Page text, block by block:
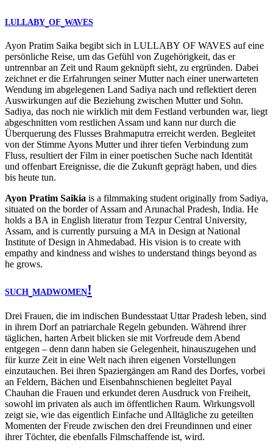
LULLABY OF WAVES
Ayon Pratim Saika begibt sich in LULLABY OF WAVES auf eine
persönliche Reise, um das Gefühl von Zugehörigkeit, das er
untrennbar an Zeit und Raum geknüpft sieht, zu ergründen. Dabei
zeichnet er die Erfahrungen seiner Mutter nach einer unerwarteten
Wendung im abgelegenen Land Sadiya nach und reflektiert deren
Auswirkungen auf die Beziehung zwischen Mutter und Sohn.
Sadiya, das noch nie wirklich mit dem Festland verbunden war, liegt
abgeschnitten vom restlichen Assam und kann nur durch die
Überquerung des Flusses Brahmaputra erreicht werden. Begleitet
von der Stimme Ayons Mutter und ihrer tiefen Verbindung zum
Fluss, resultiert der Film in einer poetischen Suche nach Identität
und offenbart Ereignisse, die die Zukunft geprägt haben, und dies
bis heute tun.
Ayon Pratim Saikia is a filmmaking student originally from Sadiya,
situated on the border of Assam and Arunachal Pradesh, India. He
holds a BA in English literatur from Tezpur Central University,
Assam, and is currently pursuing a MA in Design at National
Institute of Design in Ahmedabad. His vision is to create with
empathy and kindness and wishes to understand things beyond as
he grows.
SUCH MADWOMEN!
Drei Frauen, die im indischen Bundesstaat Uttar Pradesh leben, sind
in ihrem Dorf an patriarchale Regeln gebunden. Während ihrer
täglichen, harten Arbeit blicken sie mit Vorfreude dem Abend
entgegen – denn dann haben sie Gelegenheit, hinauszugehen und
für kurze Zeit in eine Welt nach ihren eigenen Vorstellungen
einzutauchen. Bei ihren Spaziergängen am Rand des Dorfes, vorbei
an Feldern, Bächen und Eisenbahnschienen begleitet Payal
Chauhan die Frauen und erkundet deren Ausdruck von Freiheit,
sowohl im privaten als auch im öffentlichen Raum. Wirkungsvoll
zeigt sie, wie das eigentlich Einfache und Alltägliche zu geteilten
Momenten der Freude zwischen den drei Freundinnen und einer
ihrer Töchter, die ebenfalls Filmschaffende ist, wird.